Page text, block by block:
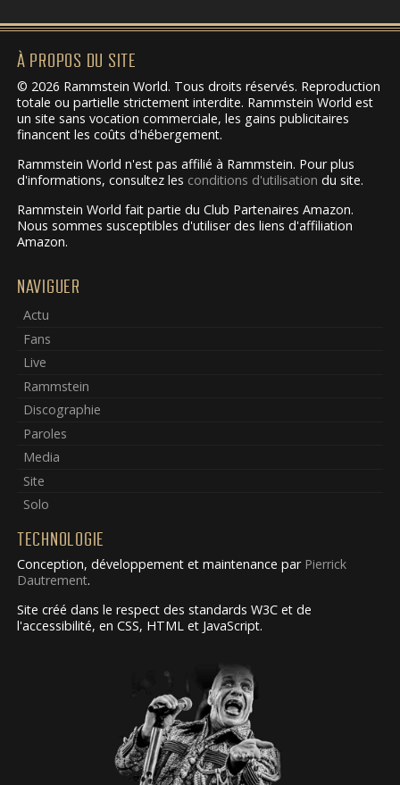
À PROPOS DU SITE
© 2026 Rammstein World. Tous droits réservés. Reproduction
totale ou partielle strictement interdite. Rammstein World est
un site sans vocation commerciale, les gains publicitaires
financent les coûts d'hébergement.
Rammstein World n'est pas affilié à Rammstein. Pour plus
d'informations, consultez les conditions d'utilisation du site.
Rammstein World fait partie du Club Partenaires Amazon.
Nous sommes susceptibles d'utiliser des liens d'affiliation
Amazon.
NAVIGUER
Actu
Fans
Live
Rammstein
Discographie
Paroles
Media
Site
Solo
TECHNOLOGIE
Conception, développement et maintenance par Pierrick
Dautrement.
Site créé dans le respect des standards W3C et de
l'accessibilité, en CSS, HTML et JavaScript.